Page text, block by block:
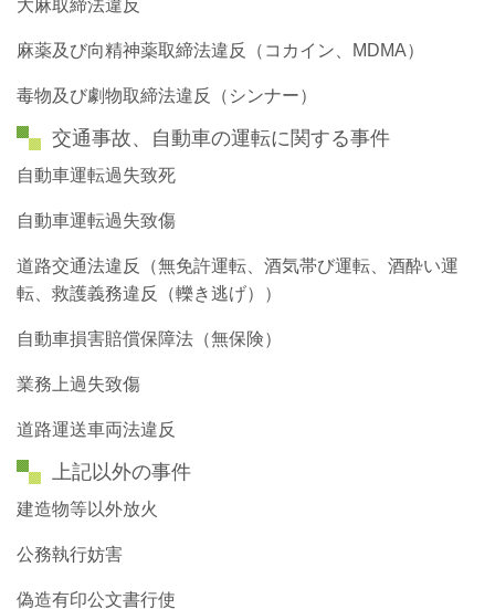
大麻取締法違反
麻薬及び向精神薬取締法違反（コカイン、MDMA）
毒物及び劇物取締法違反（シンナー）
交通事故、自動車の運転に関する事件
自動車運転過失致死
自動車運転過失致傷
道路交通法違反（無免許運転、酒気帯び運転、酒酔い運
転、救護義務違反（轢き逃げ））
自動車損害賠償保障法（無保険）
業務上過失致傷
道路運送車両法違反
上記以外の事件
建造物等以外放火
公務執行妨害
偽造有印公文書行使